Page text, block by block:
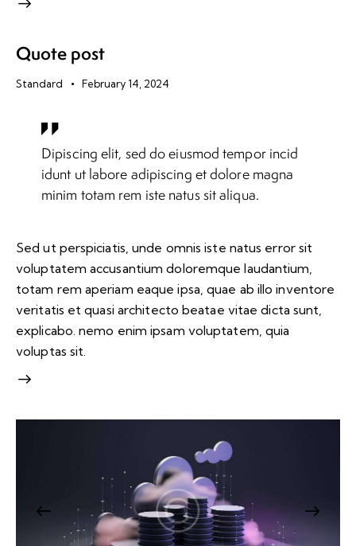
Quote post
Standard February 14, 2024
Dipiscing elit, sed do eiusmod tempor incid
idunt ut labore adipiscing et dolore magna
minim totam rem iste natus sit aliqua.
Sed ut perspiciatis, unde omnis iste natus error sit
voluptatem accusantium doloremque laudantium,
totam rem aperiam eaque ipsa, quae ab illo inventore
veritatis et quasi architecto beatae vitae dicta sunt,
explicabo. nemo enim ipsam voluptatem, quia
voluptas sit.